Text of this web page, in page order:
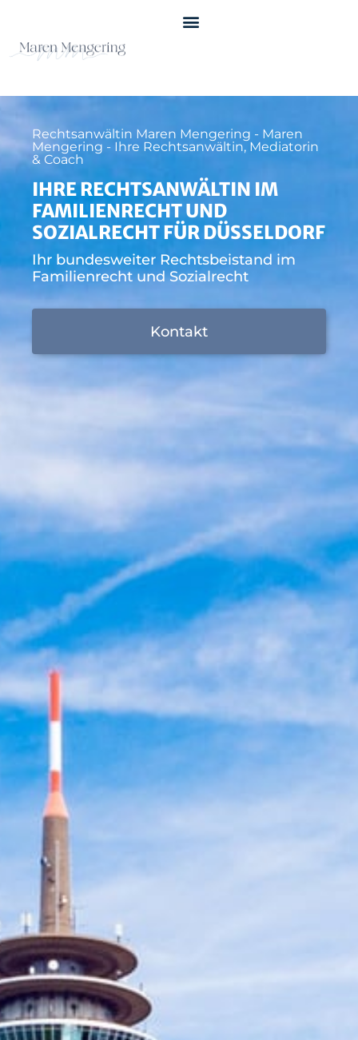
Rechtsanwältin Maren Mengering - Maren
Mengering - Ihre Rechtsanwältin, Mediatorin
& Coach
IHRE RECHTSANWÄLTIN IM
FAMILIENRECHT UND
SOZIALRECHT FÜR DÜSSELDORF
Ihr bundesweiter Rechtsbeistand im
Familienrecht und Sozialrecht
Kontakt